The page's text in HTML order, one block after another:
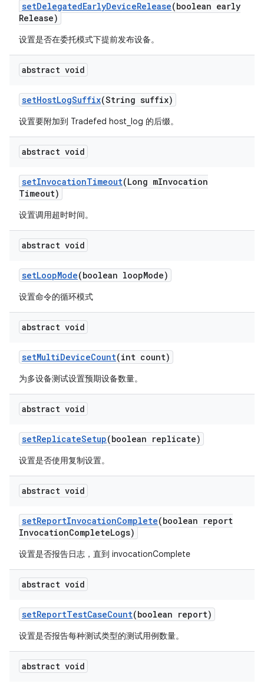
setDelegatedEarlyDeviceRelease(boolean early
Release)
设置是否在委托模式下提前发布设备。
abstract void
setHostLogSuffix(String suffix)
设置要附加到 Tradefed host_log 的后缀。
abstract void
setInvocationTimeout(Long mInvocation
Timeout)
设置调用超时时间。
abstract void
setLoopMode(boolean loopMode)
设置命令的循环模式
abstract void
setMultiDeviceCount(int count)
为多设备测试设置预期设备数量。
abstract void
setReplicateSetup(boolean replicate)
设置是否使用复制设置。
abstract void
setReportInvocationComplete(boolean report
InvocationCompleteLogs)
设置是否报告日志，直到 invocationComplete
abstract void
setReportTestCaseCount(boolean report)
设置是否报告每种测试类型的测试用例数量。
abstract void